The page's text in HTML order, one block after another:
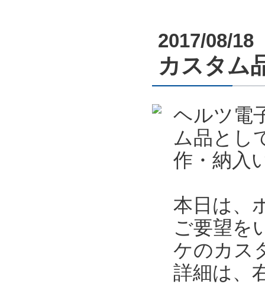
2017/08/18
カスタム
ヘルツ電
ム品とし
作・納入
本日は、
ご要望を
ケのカス
詳細は、